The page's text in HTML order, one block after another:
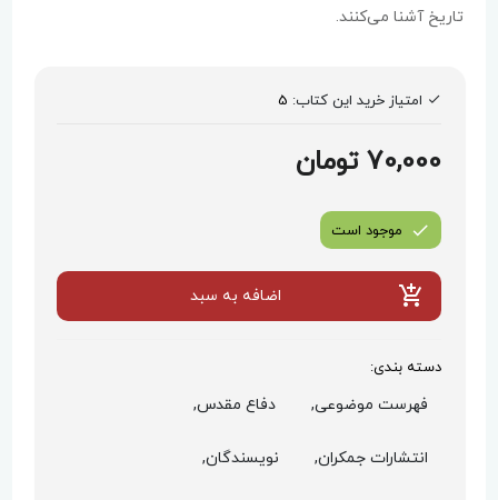
تاریخ آشنا می‌کنند.
امتیاز خرید این کتاب: 5
70,000 تومان
موجود است
اضافه به سبد
دسته بندی:
فهرست موضوعی, دفاع مقدس,
انتشارات جمکران, نویسندگان,